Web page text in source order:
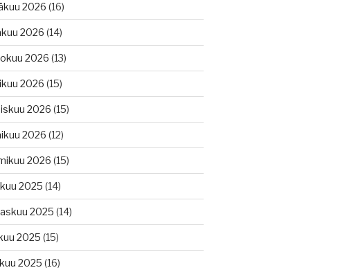
2026 (16)
2026 (14)
2026 (13)
2026 (15)
2026 (15)
2026 (12)
2026 (15)
2025 (14)
2025 (14)
2025 (15)
2025 (16)